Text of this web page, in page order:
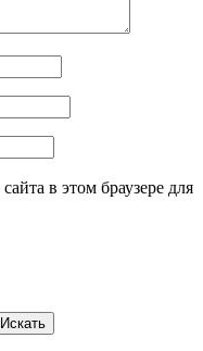
в этом браузере для